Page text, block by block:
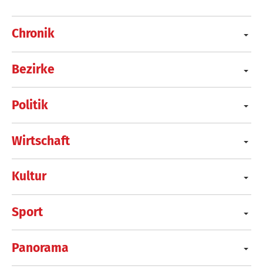
Chronik
Bezirke
Politik
Wirtschaft
Kultur
Sport
Panorama